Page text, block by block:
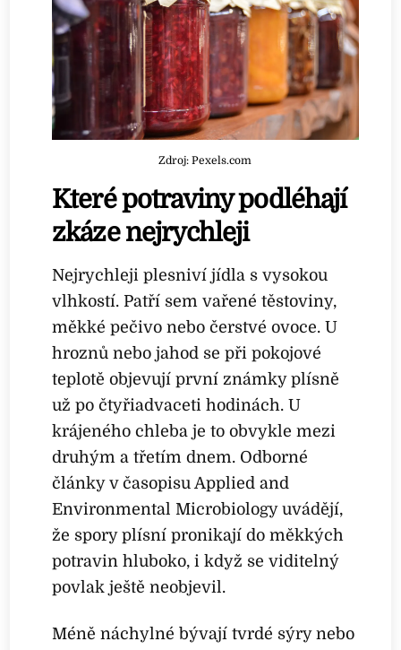
Zdroj: Pexels.com
Které potraviny podléhají
zkáze nejrychleji
Nejrychleji plesniví jídla s vysokou
vlhkostí. Patří sem vařené těstoviny,
měkké pečivo nebo čerstvé ovoce. U
hroznů nebo jahod se při pokojové
teplotě objevují první známky plísně
už po čtyřiadvaceti hodinách. U
krájeného chleba je to obvykle mezi
druhým a třetím dnem. Odborné
články v časopisu Applied and
Environmental Microbiology uvádějí,
že spory plísní pronikají do měkkých
potravin hluboko, i když se viditelný
povlak ještě neobjevil.
Méně náchylné bývají tvrdé sýry nebo